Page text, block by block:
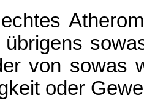
von sowas
oder